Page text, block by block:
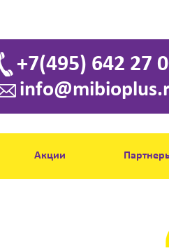
+7(495) 642 27
Акции